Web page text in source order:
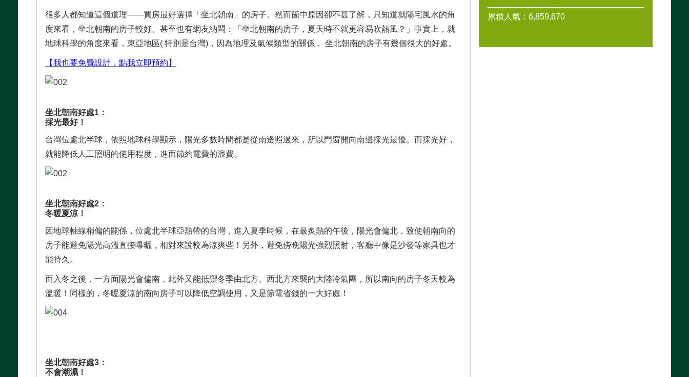
很多人都知道這個道理——買房最好選擇「坐北朝南」的房子。然而箇中原因卻不甚了解，只知道就陽宅風水的角
度來看，坐北朝南的房子較好。甚至也有網友納悶：「坐北朝南的房子，夏天時不就更容易吹熱風？」事實上，就
地球科學的角度來看，東亞地區( 特別是台灣)，因為地理及氣候類型的關係， 坐北朝南的房子有幾個很大的好處。
【我也要免費設計，點我立即預約】
坐北朝南好處1：
採光最好！
台灣位處北半球，依照地球科學顯示，陽光多數時間都是從南邊照過來，所以門窗開向南邊採光最優。而採光好，
就能降低人工照明的使用程度，進而節約電費的浪費。
坐北朝南好處2：
冬暖夏涼！
因地球軸線稍偏的關係，位處北半球亞熱帶的台灣，進入夏季時候，在最炙熱的午後，陽光會偏北，致使朝南向的
房子能避免陽光高溫直接曝曬，相對來說較為涼爽些！另外，避免傍晚陽光強烈照射，客廳中像是沙發等家具也才
能持久。
而入冬之後，一方面陽光會偏南，此外又能抵禦冬季由北方、西北方來襲的大陸冷氣團，所以南向的房子冬天較為
溫暖！同樣的，冬暖夏涼的南向房子可以降低空調使用，又是節電省錢的一大好處！
坐北朝南好處3：
不會潮濕！
累積人氣：6,859,670